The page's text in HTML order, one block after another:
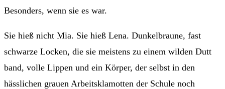
Besonders, wenn sie es war.
Sie hieß nicht Mia. Sie hieß Lena. Dunkelbraune, fast
schwarze Locken, die sie meistens zu einem wilden Dutt
band, volle Lippen und ein Körper, der selbst in den
hässlichen grauen Arbeitsklamotten der Schule noch